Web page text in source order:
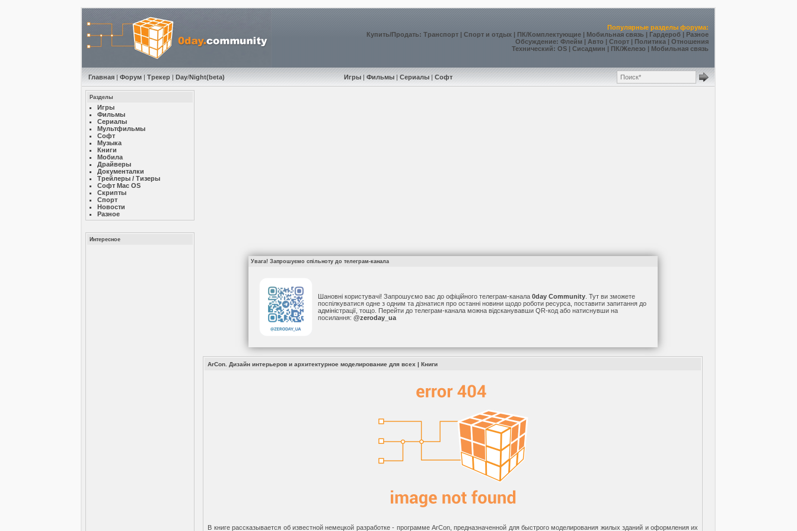
Популярные разделы форума:
Купить/Продать:Транспорт |Спорт и отдых |ПК/Комплектующие |Мобильная связь | Гардероб |Разное
Обсуждение:Флейм | Авто |Спорт | Политика |Отношения
Технический:OS |Сисадмин | ПК/Железо | Мобильная связь
Главная |Форум |Трекер |Day/Night(beta) Игры |Фильмы |Сериалы |Софт
Разделы
Игры
Фильмы
Сериалы
Мультфильмы
Софт
Музыкa
Книги
Мобила
Драйверы
Документалки
Трейлеры / Тизеры
Софт Mac OS
Скрипты
Спорт
Новости
Разное
Интересное
Увага! Запрошуємо спільноту до телеграм-канала
Шановні користувачі! Запрошуємо вас до офіційного телеграм-канала 0day Community. Тут ви зможете
поспілкуватися одне з одним та дізнатися про останні новини щодо роботи ресурса, поставити запитання до
адміністрації, тощо. Перейти до телеграм-канала можна відсканувавши QR-код або натиснувши на
посилання: @zeroday_ua
ArCon. Дизайн интерьеров и архитектурное моделирование для всех |Книги
В книге рассказывается об известной немецкой разработке - программе ArCon, предназначенной для быстрого моделирования жилых зданий и оформления их